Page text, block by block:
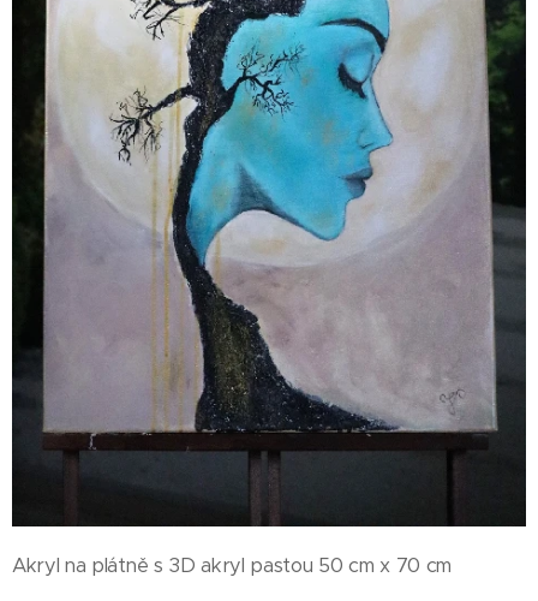
Akryl na plátně s 3D akryl pastou 50 cm x 70 cm